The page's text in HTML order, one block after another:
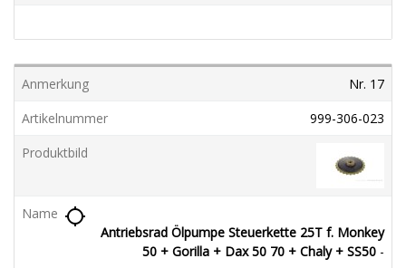
Nr. 17
999-306-023
Antriebsrad Ölpumpe Steuerkette 25T f. Monkey
50 + Gorilla + Dax 50 70 + Chaly + SS50 -
location_searching